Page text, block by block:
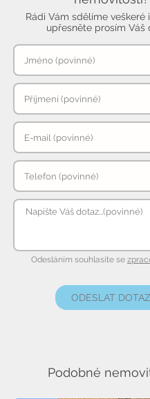
Rádi Vám sdělíme veškeré
upřesněte prosím Váš
Odesláním souhlasíte se
ODESLAT DOTAZ
Podobné